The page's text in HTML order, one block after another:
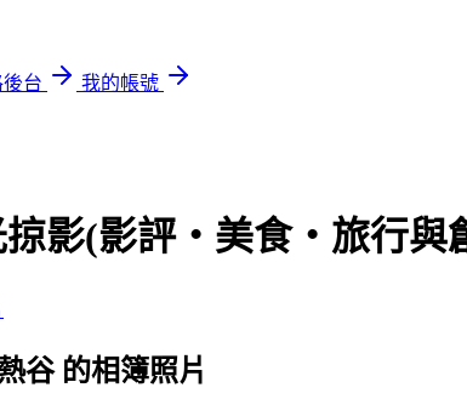
台
我的帳號
掠影(影評‧美食‧旅行與
谷 的相簿照片